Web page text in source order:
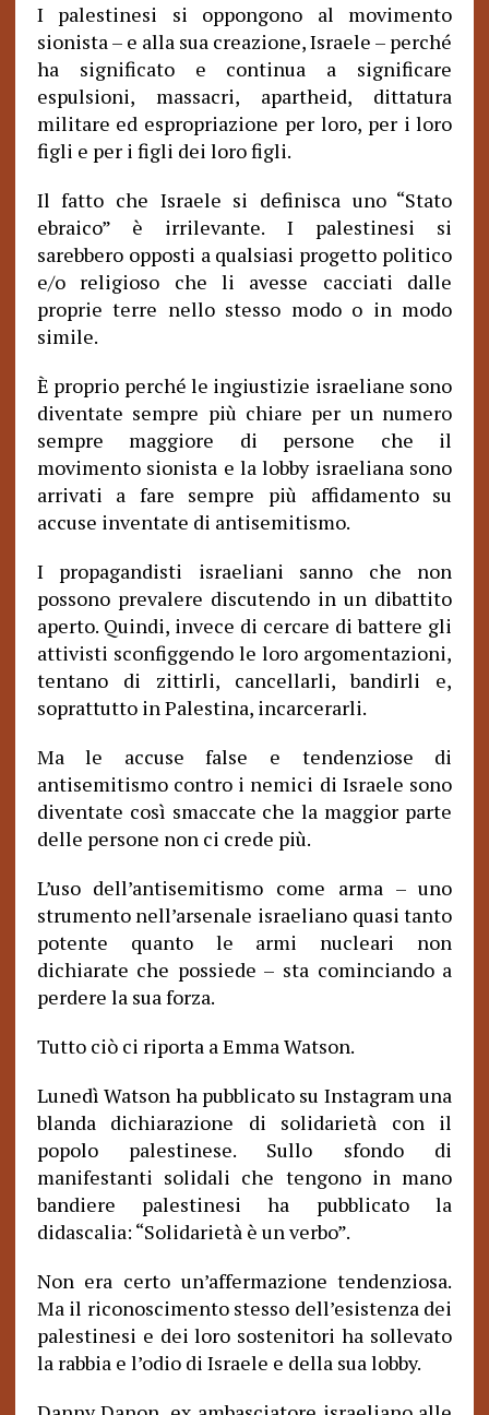
I palestinesi si oppongono al movimento
sionista – e alla sua creazione, Israele – perché
ha significato e continua a significare
espulsioni, massacri, apartheid, dittatura
militare ed espropriazione per loro, per i loro
figli e per i figli dei loro figli.
Il fatto che Israele si definisca uno “Stato
ebraico” è irrilevante. I palestinesi si
sarebbero opposti a qualsiasi progetto politico
e/o religioso che li avesse cacciati dalle
proprie terre nello stesso modo o in modo
simile.
È proprio perché le ingiustizie israeliane sono
diventate sempre più chiare per un numero
sempre maggiore di persone che il
movimento sionista e la lobby israeliana sono
arrivati ​​a fare sempre più affidamento su
accuse inventate di antisemitismo.
I propagandisti israeliani sanno che non
possono prevalere discutendo in un dibattito
aperto. Quindi, invece di cercare di battere gli
attivisti sconfiggendo le loro argomentazioni,
tentano di zittirli, cancellarli, bandirli e,
soprattutto in Palestina, incarcerarli.
Ma le accuse false e tendenziose di
antisemitismo contro i nemici di Israele sono
diventate così smaccate che la maggior parte
delle persone non ci crede più.
L’uso dell’antisemitismo come arma – uno
strumento nell’arsenale israeliano quasi tanto
potente quanto le armi nucleari non
dichiarate che possiede – sta cominciando a
perdere la sua forza.
Tutto ciò ci riporta a Emma Watson.
Lunedì Watson ha pubblicato su Instagram una
blanda dichiarazione di solidarietà con il
popolo palestinese. Sullo sfondo di
manifestanti solidali che tengono in mano
bandiere palestinesi ha pubblicato la
didascalia: “Solidarietà è un verbo”.
Non era certo un’affermazione tendenziosa.
Ma il riconoscimento stesso dell’esistenza dei
palestinesi e dei loro sostenitori ha sollevato
la rabbia e l’odio di Israele e della sua lobby.